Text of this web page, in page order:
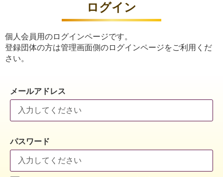
ログイン
個人会員用のログインページです。
登録団体の方は管理画面側のログインページをご利用くだ
さい。
メールアドレス
パスワード